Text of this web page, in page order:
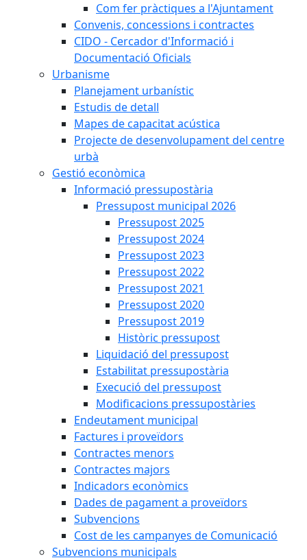
Com fer pràctiques a l'Ajuntament
Convenis, concessions i contractes
CIDO - Cercador d'Informació i
Documentació Oficials
Urbanisme
Planejament urbanístic
Estudis de detall
Mapes de capacitat acústica
Projecte de desenvolupament del centre
urbà
Gestió econòmica
Informació pressupostària
Pressupost municipal 2026
Pressupost 2025
Pressupost 2024
Pressupost 2023
Pressupost 2022
Pressupost 2021
Pressupost 2020
Pressupost 2019
Històric pressupost
Liquidació del pressupost
Estabilitat pressupostària
Execució del pressupost
Modificacions pressupostàries
Endeutament municipal
Factures i proveïdors
Contractes menors
Contractes majors
Indicadors econòmics
Dades de pagament a proveïdors
Subvencions
Cost de les campanyes de Comunicació
Subvencions municipals